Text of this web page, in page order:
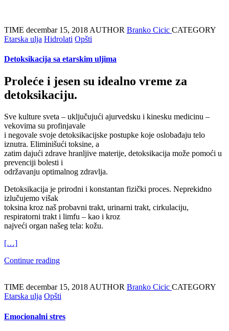
TIME decembar 15, 2018 AUTHOR Branko Cicic CATEGORY
Etarska ulja Hidrolati Opšti
Detoksikacija sa etarskim uljima
Proleće i jesen su idealno vreme za
detoksikaciju.
Sve kulture sveta – uključujući ajurvedsku i kinesku medicinu –
vekovima su profinjavale
i negovale svoje detoksikacijske postupke koje oslobađaju telo
iznutra. Eliminišući toksine, a
zatim dajući zdrave hranljive materije, detoksikacija može pomoći u
prevenciji bolesti i
održavanju optimalnog zdravlja.
Detoksikacija je prirodni i konstantan fizički proces. Neprekidno
izlučujemo višak
toksina kroz naš probavni trakt, urinarni trakt, cirkulaciju,
respiratorni trakt i limfu – kao i kroz
najveći organ našeg tela: kožu.
[…]
Continue reading
TIME decembar 15, 2018 AUTHOR Branko Cicic CATEGORY
Etarska ulja Opšti
Emocionalni stres